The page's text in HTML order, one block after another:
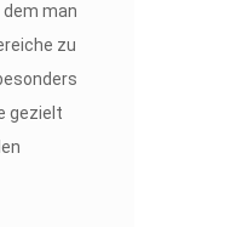
dem man
zu
gezielt